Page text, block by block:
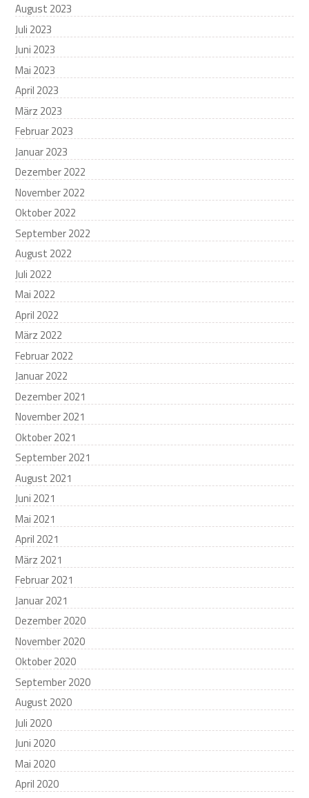
August 2023
Juli 2023
Juni 2023
Mai 2023
April 2023
März 2023
Februar 2023
Januar 2023
Dezember 2022
November 2022
Oktober 2022
September 2022
August 2022
Juli 2022
Mai 2022
April 2022
März 2022
Februar 2022
Januar 2022
Dezember 2021
November 2021
Oktober 2021
September 2021
August 2021
Juni 2021
Mai 2021
April 2021
März 2021
Februar 2021
Januar 2021
Dezember 2020
November 2020
Oktober 2020
September 2020
August 2020
Juli 2020
Juni 2020
Mai 2020
April 2020